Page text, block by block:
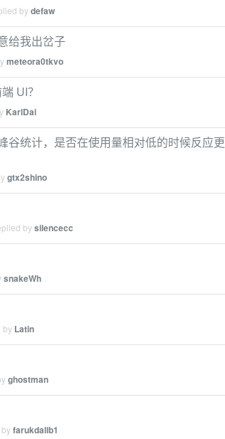
bydefaw
给我出岔子
meteora0tkvo
UI？
KarlDai
谷统计，是否在使用量相对低的时候反应更
gtx2shino
bysilencecc
snakeWh
by Latin
ghostman
farukdalib1